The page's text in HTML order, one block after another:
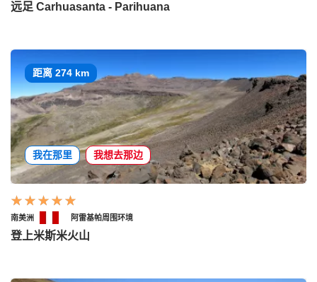
远足 Carhuasanta - Parihuana
距离 274 km
我在那里 我想去那边
南美洲 阿雷基帕周围环境
登上米斯米火山